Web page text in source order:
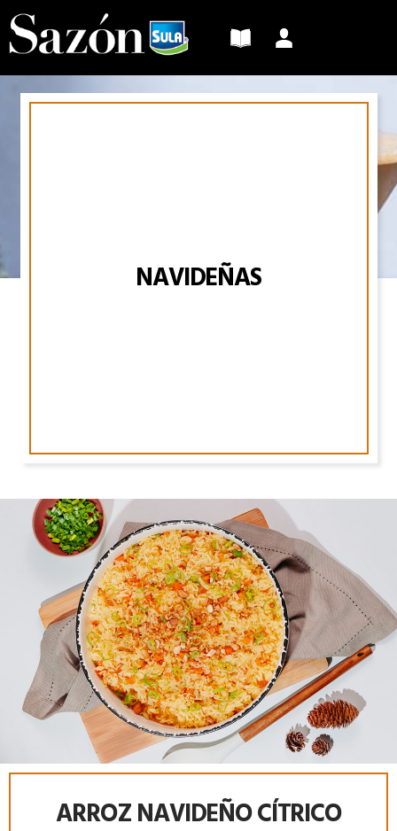
Sazón
Sula
NAVIDEÑAS
ARROZ NAVIDEÑO CÍTRICO